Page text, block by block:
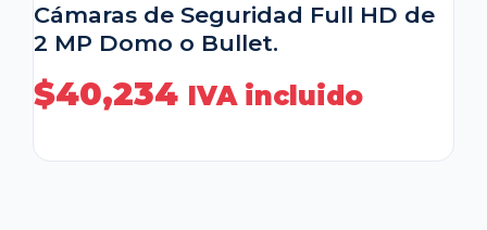
Cámaras de Seguridad Full HD de
2 MP Domo o Bullet.
$40,234 IVA incluido